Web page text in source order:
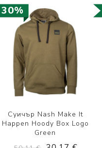
30%
Суичър Nash Make It
Happen Hoody Box Logo
Green